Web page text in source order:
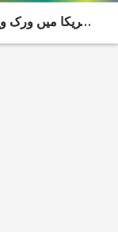
امریکا میں ورک